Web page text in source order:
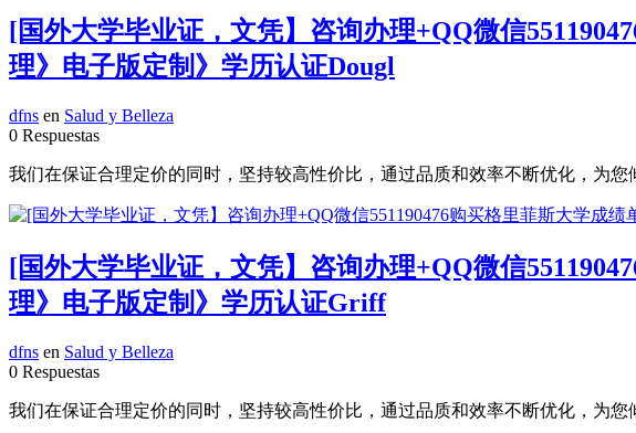
[国外大学毕业证，文凭】咨询办理+QQ微信
理》电子版定制》学历认证Dougl
dfns en Salud y Belleza
0 Respuestas
我们在保证合理定价的同时，坚持较高性价比，通过品质和效率不断优化，为您
[国外大学毕业证，文凭】咨询办理+QQ微信
理》电子版定制》学历认证Griff
dfns en Salud y Belleza
0 Respuestas
我们在保证合理定价的同时，坚持较高性价比，通过品质和效率不断优化，为您